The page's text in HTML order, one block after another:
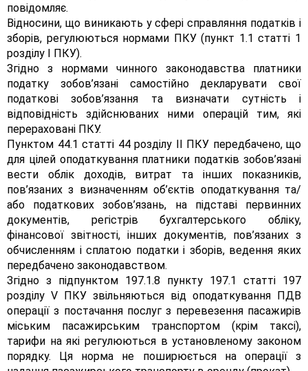
повідомляє.
Відносини, що виникають у сфері справляння податків і
зборів, регулюються нормами ПКУ (пункт 1.1 статті 1
розділу І ПКУ).
Згідно з нормами чинного законодавства платники
податку зобов’язані самостійно декларувати свої
податкові зобов’язання та визначати сутність і
відповідність здійснюваних ними операцій тим, які
перераховані ПКУ.
Пунктом 44.1 статті 44 розділу II ПКУ передбачено, що
для цілей оподаткування платники податків зобов’язані
вести облік доходів, витрат та інших показників,
пов’язаних з визначенням об’єктів оподаткування та/
або податкових зобов’язань, на підставі первинних
документів, регістрів бухгалтерського обліку,
фінансової звітності, інших документів, пов’язаних з
обчисленням і сплатою податки і зборів, ведення яких
передбачено законодавством.
Згідно з підпунктом 197.1.8 пункту 197.1 статті 197
розділу V ПКУ звільняються від оподаткування ПДВ
операції з постачання послуг з перевезення пасажирів
міським пасажирським транспортом (крім таксі),
тарифи на які регулюються в установленому законом
порядку. Ця норма не поширюється на операції з